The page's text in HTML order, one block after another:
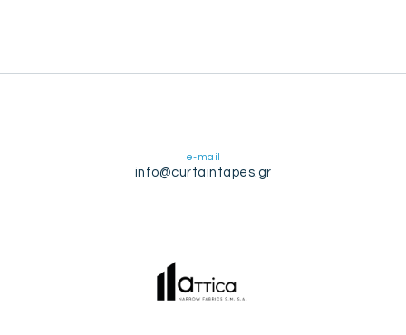
e-mail
info@curtaintapes.gr